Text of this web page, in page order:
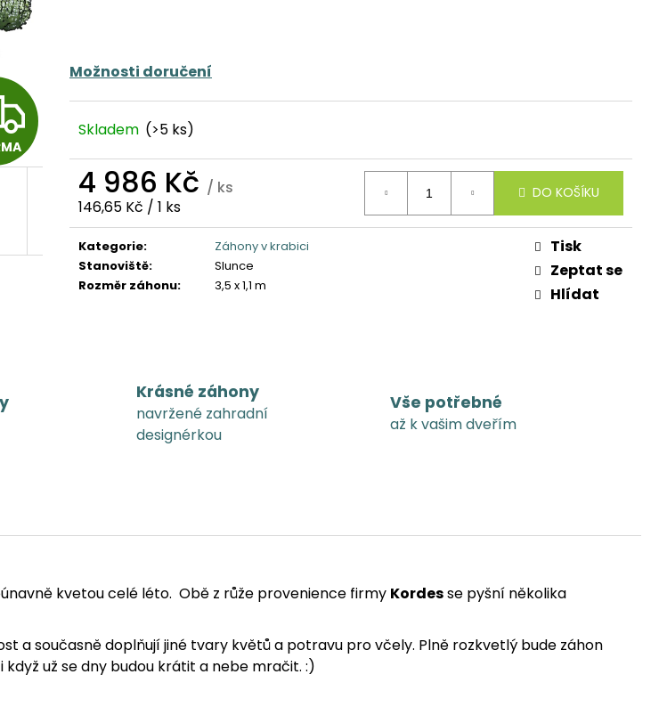
Možnosti doručení
Skladem (>5 ks)
4 986 Kč / ks
Měrná
cena:
146,65 Kč / 1 ks
DO KOŠÍKU
Kategorie:
Záhony v krabici
Stanoviště:
Slunce
Rozměr záhonu: 3,5 x 1,1 m
Tisk
Zeptat se
Hlídat
Z
D
A
Krásné záhony
navržené zahradní
designérkou
Vše potřebné
až k vašim dveřím
kvetou celé léto. Obě z růže provenience firmy Kordesse pyšní několika
a současně doplňují jiné tvary květů a potravu pro včely. Plně rozkvetlý bude záhon
když už se dny budou krátit a nebe mračit. :)